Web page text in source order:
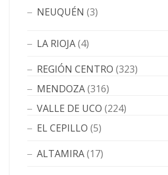
NEUQUÉN (3)
LA RIOJA(4)
REGIÓN CENTRO (323)
MENDOZA(316)
VALLE DE UCO (224)
EL CEPILLO (5)
ALTAMIRA(17)